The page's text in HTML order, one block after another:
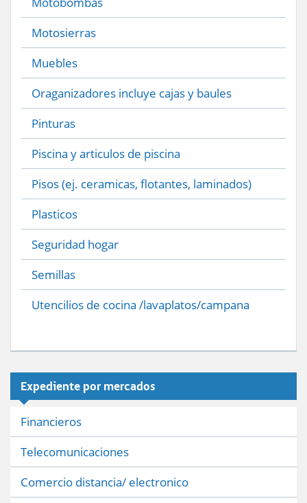
Motosierras
Muebles
Oraganizadores incluye cajas y baules
Pinturas
Piscina y articulos de piscina
Pisos (ej. ceramicas, flotantes, laminados)
Plasticos
Seguridad hogar
Semillas
Utencilios de cocina /lavaplatos/campana
Expediente por mercados
Financieros
Telecomunicaciones
Comercio distancia/ electronico